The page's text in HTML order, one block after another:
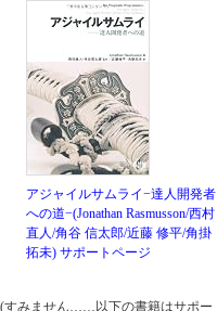
アジャイルサムライ−達人開発者
への道−(Jonathan Rasmusson/西村
直人/角谷 信太郎/近藤 修平/角掛
拓未) サポートページ
(すみません……以下の書籍はサポー